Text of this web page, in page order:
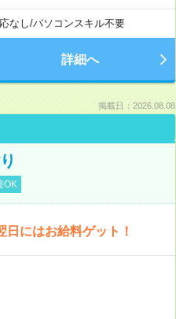
なし/パソコンスキル不要
詳細へ
掲載日：2026.08.08
OK
にはお給料ゲット！